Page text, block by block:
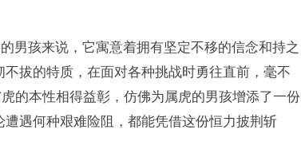
男孩来说，它寓意着拥有坚定不移的信念和持之
拔的特质，在面对各种挑战时勇往直前，毫不
的本性相得益彰，仿佛为属虎的男孩增添了一份
遇何种艰难险阻，都能凭借这份恒力披荆斩